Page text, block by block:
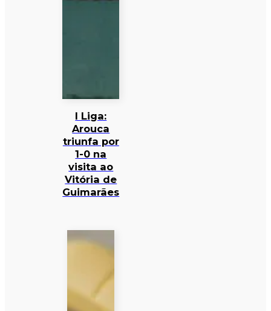
I Liga:
Arouca
triunfa por
1-0 na
visita ao
Vitória de
Guimarães